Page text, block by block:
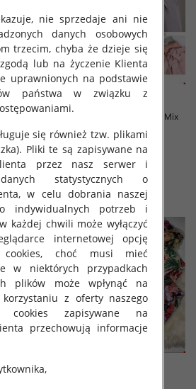
Mix
Szorty damskie Roz S-XL, Mix
Kolor Paczka 12 szt
17.00 zł
szczegóły
nie sprzedaje ani nie
danych osobowych
trzecim, chyba że dzieje się
lub na życzenie Klienta
uprawnionych na podstawie
państwa w związku z
się również tzw. plikami
Pliki te są zapisywane na
przez nasz serwer i
statystycznych o
w celu dobrania naszej
indywidualnych potrzeb i
każdej chwili może wyłączyć
internetowej opcję
cookies, choć musi mieć
w niektórych przypadkach
plików może wpłynąć na
z oferty naszego
cookies zapisywane na
przechowują informacje